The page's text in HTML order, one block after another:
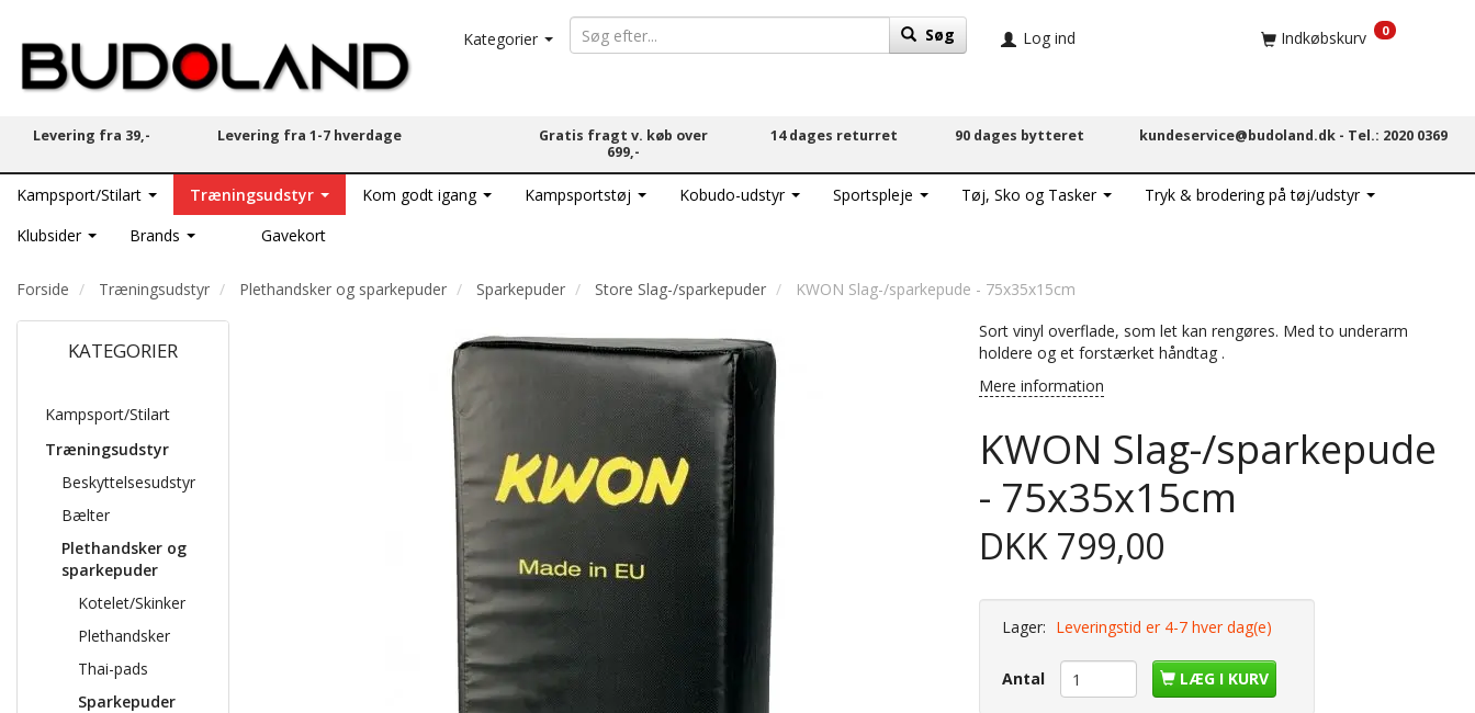
Kategorier Søg Log ind Indkøbskurv 0
Levering fra 39,- Levering fra 1-7 hverdage
Gratis fragt v. køb over
699,-
14 dages returret 90 dages bytteret kundeservice@budoland.dk - Tel.: 2020 0369
Kampsport/Stilart Træningsudstyr Kom godt igang Kampsportstøj Kobudo-udstyr Sportspleje Tøj, Sko og Tasker
Tryk & brodering på tøj/udstyr
Klubsider
Brands Gavekort
Forside Træningsudstyr Plethandsker og sparkepuder Sparkepuder Store Slag-/sparkepuder KWON Slag-/sparkepude - 75x35x15cm
KATEGORIER
Kampsport/Stilart
Træningsudstyr
Beskyttelsesudstyr
Bælter
Plethandsker og
sparkepuder
Kotelet/Skinker
Plethandsker
Thai-pads
Sparkepuder
Sort vinyl overflade, som let kan rengøres. Med to underarm
holdere og et forstærket håndtag .
Mere information
KWON Slag-/sparkepude
- 75x35x15cm
DKK 799,00
Lager: Leveringstid er 4-7 hver dag(e)
Antal LÆG I KURV